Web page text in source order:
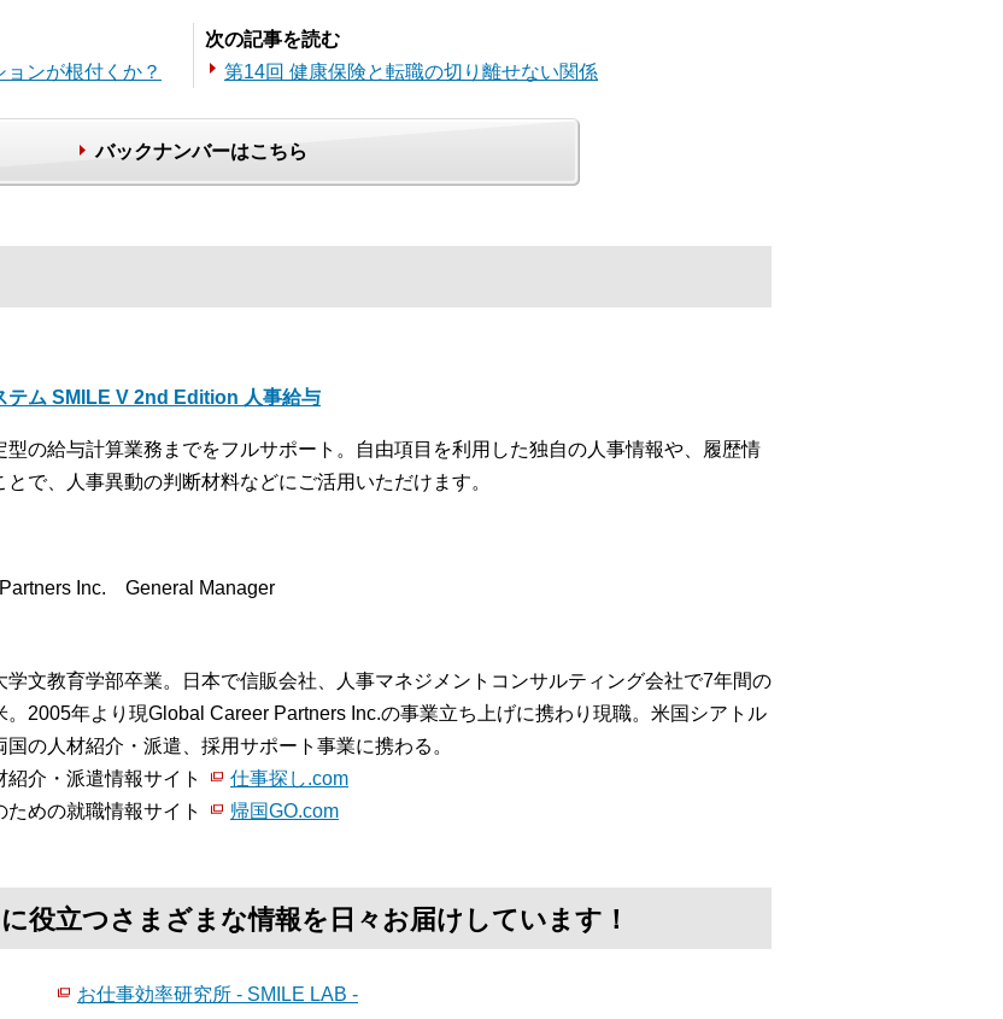
ンが根付くか？
次の記事を読む
第14回 健康保険と転職の切り離せない関係
バックナンバーはこちら
テム SMILE V 2nd Edition 人事給与
型の給与計算業務までをフルサポート。自由項目を利用した独自の人事情報や、履歴情
で、人事異動の判断材料などにご活用いただけます。
Inc. General Manager
学文教育学部卒業。日本で信販会社、人事マネジメントコンサルティング会社で7年間の
。2005年より現Global Career Partners Inc.の事業立ち上げに携わり現職。米国シアトル
国の人材紹介・派遣、採用サポート事業に携わる。
紹介・派遣情報サイト
仕事探し.com
ための就職情報サイト
帰国GO.com
役立つさまざまな情報を日々お届けしています！
お仕事効率研究所 - SMILE LAB -